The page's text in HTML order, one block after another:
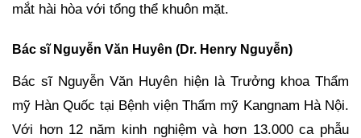
mắt hài hòa với tổng thể khuôn mặt.
Bác sĩ Nguyễn Văn Huyên (Dr. Henry Nguyễn)
Bác sĩ Nguyễn Văn Huyên hiện là Trưởng khoa Thẩm
mỹ Hàn Quốc tại Bệnh viện Thẩm mỹ Kangnam Hà Nội.
Với hơn 12 năm kinh nghiệm và hơn 13.000 ca phẫu